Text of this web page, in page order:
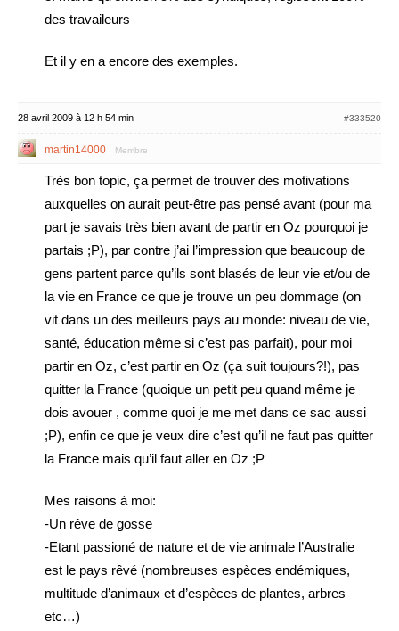
des travaileurs
Et il y en a encore des exemples.
28 avril 2009 à 12 h 54 min #333520
martin14000 Membre
Très bon topic, ça permet de trouver des motivations
auxquelles on aurait peut-être pas pensé avant (pour ma
part je savais très bien avant de partir en Oz pourquoi je
partais ;P), par contre j’ai l’impression que beaucoup de
gens partent parce qu’ils sont blasés de leur vie et/ou de
la vie en France ce que je trouve un peu dommage (on
vit dans un des meilleurs pays au monde: niveau de vie,
santé, éducation même si c’est pas parfait), pour moi
partir en Oz, c’est partir en Oz (ça suit toujours?!), pas
quitter la France (quoique un petit peu quand même je
dois avouer , comme quoi je me met dans ce sac aussi
;P), enfin ce que je veux dire c’est qu’il ne faut pas quitter
la France mais qu’il faut aller en Oz ;P
Mes raisons à moi:
-Un rêve de gosse
-Etant passioné de nature et de vie animale l’Australie
est le pays rêvé (nombreuses espèces endémiques,
multitude d’animaux et d’espèces de plantes, arbres
etc…)